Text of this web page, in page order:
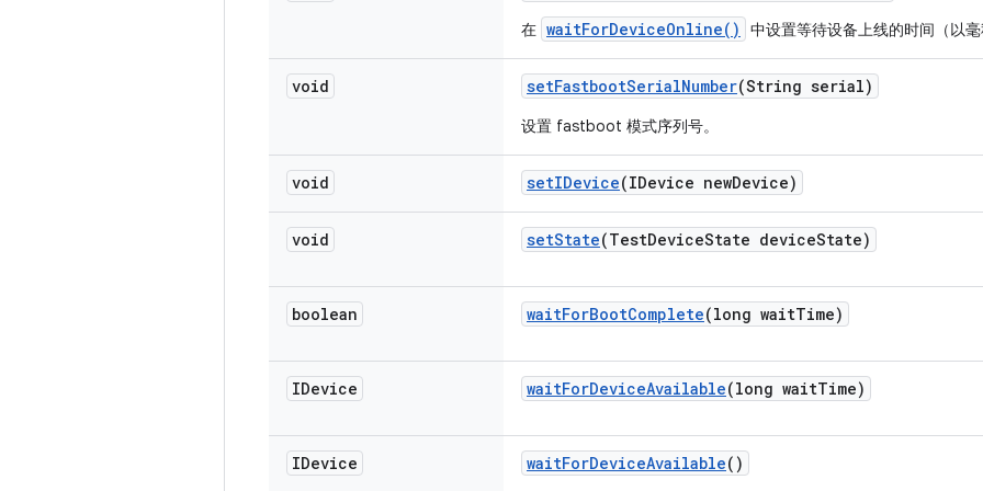
在 waitForDeviceOnline() 中设置等待设备上线的时间（以毫
void setFastbootSerialNumber(String serial)
设置 fastboot 模式序列号。
void setIDevice(IDevice newDevice)
void setState(TestDeviceState deviceState)
boolean waitForBootComplete(long waitTime)
IDevice waitForDeviceAvailable(long waitTime)
IDevice waitForDeviceAvailable()